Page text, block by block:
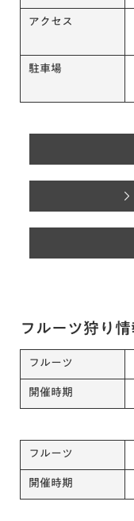
アクセス
駐車場
フルーツ狩り情
フルーツ
開催時期
フルーツ
開催時期